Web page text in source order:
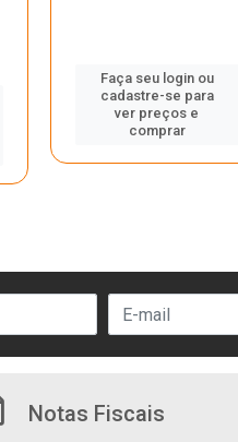
Faça seu login ou
cadastre-se para
ver preços e
comprar
Notas Fiscais